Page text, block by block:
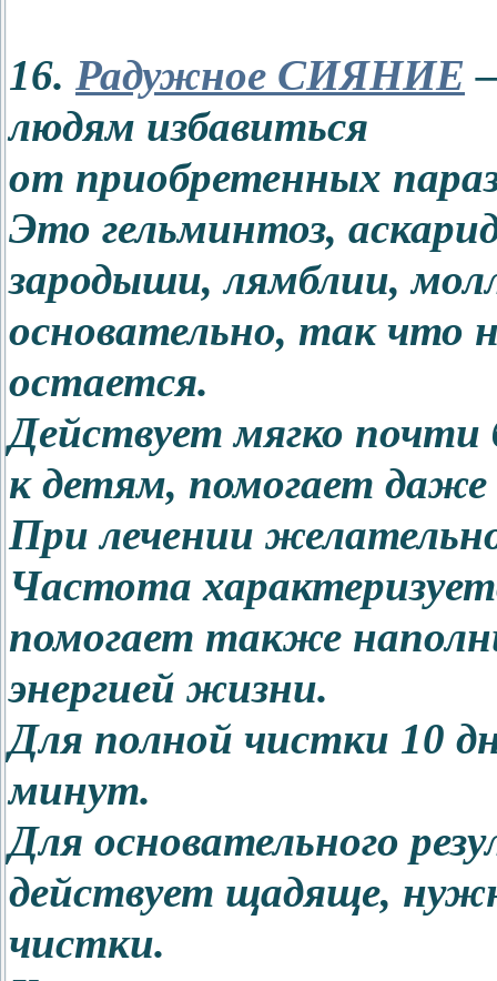
16. Радужное СИЯНИЕ
людям избавиться
от приобретенных
Это гельминтоз,
зародыши, лямблии,
основательно, так что
остается.
Действует мягко
к детям, помогает
При лечении
Частота
помогает также
энергией жизни.
Для полной чистки 10
минут.
Для основательного
действует щадяще,
чистки.